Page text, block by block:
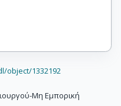
object/1332192
Μη Εμπορική